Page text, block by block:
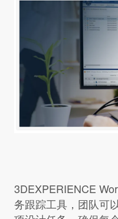
3DEXPERIENCE
务跟踪工具，团队可